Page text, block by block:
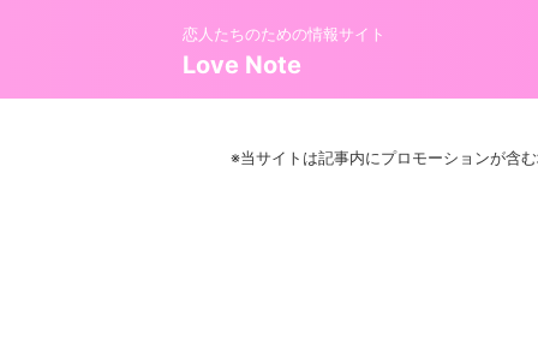
恋人たちのための情報サイト
Love Note
※当サイトは記事内にプロモーションが含む